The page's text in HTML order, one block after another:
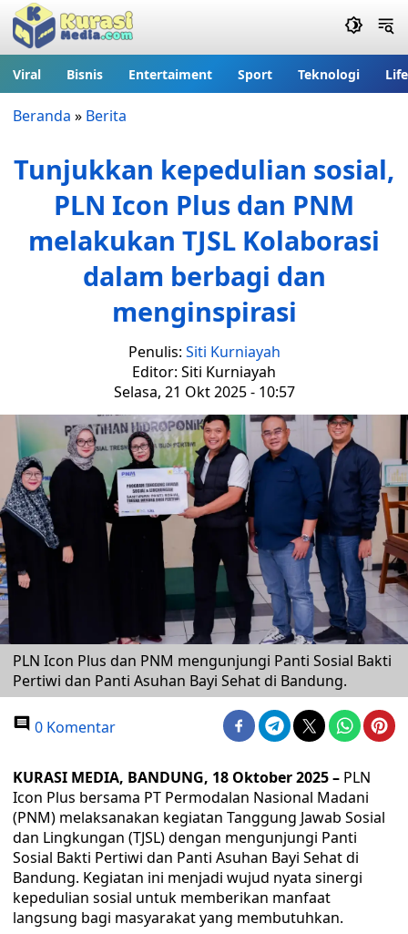
Viral Bisnis Entertaiment Sport Teknologi
Beranda » Berita
Tunjukkan kepedulian sosial,
PLN Icon Plus dan PNM
melakukan TJSL Kolaborasi
dalam berbagi dan
menginspirasi
Penulis: Siti Kurniayah
Editor: Siti Kurniayah
Selasa, 21 Okt 2025 - 10:57
PLN Icon Plus dan PNM mengunjungi Panti Sosial Bakti
Pertiwi dan Panti Asuhan Bayi Sehat di Bandung.
0 Komentar
KURASI MEDIA, BANDUNG, 18 Oktober 2025 – PLN
Icon Plus bersama PT Permodalan Nasional Madani
(PNM) melaksanakan kegiatan Tanggung Jawab Sosial
dan Lingkungan (TJSL) dengan mengunjungi Panti
Sosial Bakti Pertiwi dan Panti Asuhan Bayi Sehat di
Bandung. Kegiatan ini menjadi wujud nyata sinergi
kepedulian sosial untuk memberikan manfaat
langsung bagi masyarakat yang membutuhkan.